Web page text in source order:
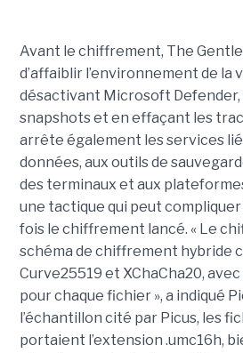
Avant le chiffrement, The
d’affaiblir l’environnement de la
désactivant Microsoft Defender,
snapshots et en effaçant les
arrête également les services
données, aux outils de
des terminaux et aux
une tactique qui peut
fois le chiffrement lancé. « Le
schéma de chiffrement hybride
Curve25519 et XChaCha20,
pour chaque fichier », a indiqué
l’échantillon cité par Picus, les
portaient l’extension .umc16h,